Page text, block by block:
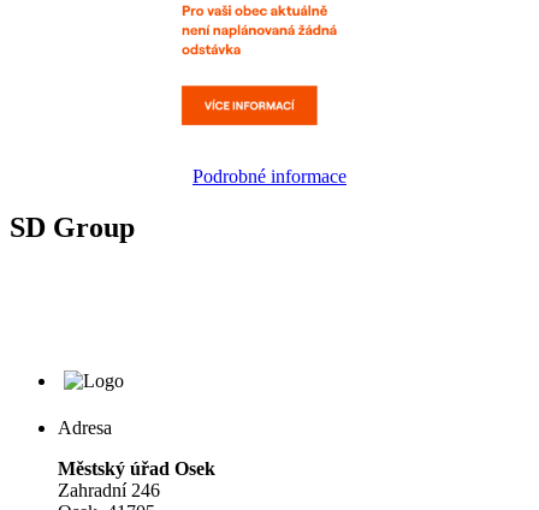
Podrobné informace
SD Group
Adresa
Městský úřad Osek
Zahradní 246